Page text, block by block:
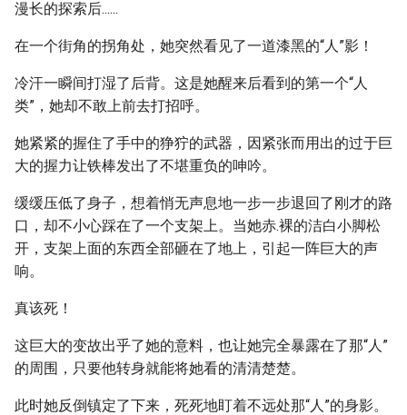
漫长的探索后......
在一个街角的拐角处，她突然看见了一道漆黑的“人”影！
冷汗一瞬间打湿了后背。这是她醒来后看到的第一个“人
类”，她却不敢上前去打招呼。
她紧紧的握住了手中的狰狞的武器，因紧张而用出的过于巨
大的握力让铁棒发出了不堪重负的呻吟。
缓缓压低了身子，想着悄无声息地一步一步退回了刚才的路
口，却不小心踩在了一个支架上。当她赤.裸的洁白小脚松
开，支架上面的东西全部砸在了地上，引起一阵巨大的声
响。
真该死！
这巨大的变故出乎了她的意料，也让她完全暴露在了那“人”
的周围，只要他转身就能将她看的清清楚楚。
此时她反倒镇定了下来，死死地盯着不远处那“人”的身影。